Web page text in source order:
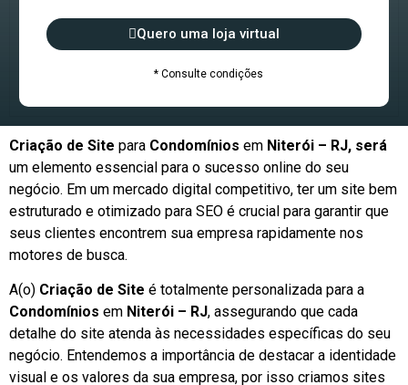
Quero uma loja virtual
* Consulte condições
Criação de Site para Condomínios em Niterói – RJ, será
um elemento essencial para o sucesso online do seu
negócio. Em um mercado digital competitivo, ter um site bem
estruturado e otimizado para SEO é crucial para garantir que
seus clientes encontrem sua empresa rapidamente nos
motores de busca.
A(o) Criação de Site é totalmente personalizada para a
Condomínios em Niterói – RJ, assegurando que cada
detalhe do site atenda às necessidades específicas do seu
negócio. Entendemos a importância de destacar a identidade
visual e os valores da sua empresa, por isso criamos sites